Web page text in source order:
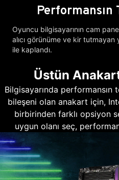
Performansın
Oyuncu bilgisayarının cam
alıcı görünüme ve kir tutmayan
ile kaplandı.
Üstün
Bilgisayarında performansın
bileşeni olan anakart için,
birbirinden farklı opsiyon
uygun olanı seç,